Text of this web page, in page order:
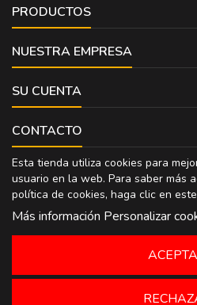
PRODUCTOS
NUESTRA EMPRESA
SU CUENTA
CONTACTO
Esta tienda utiliza cookies para
usuario en la web. Para saber más
política de cookies, haga clic en
Más información Personalizar